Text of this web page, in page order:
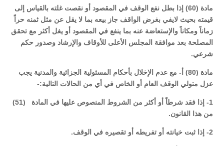
مادة (60) إذا بطل نفع الوقف في المقصود أو نقصت غلته بالقياس إلى
قيمته بحيث لايفي بغرض الواقف جاز بيعه بما لا يقل عن مثل ثمنه حراً
زماناً ومكاناً والإستعاضة عنه بما ينفع في المقصود أو يغل أكثر مع تحقق
المصلحة بعد موافقة المجلس الأعلى للأوقاف والإرشاد وصدور حكم
شرعي.
مادة (80) أ- مع عدم الإخلال بأحكام المسئولية الجزائية والمدنية يجب
عزل متولي الوقف العام أو الخاص في أي من الحالات التالية:-
1- إذا فقد شرطاً أو أكثر من الشروط المنصوص عليها في المادة (51)
من هذا القانون.
2- إذا ثبت خيانته أو تفريطه أو تقصيره في الوقف.